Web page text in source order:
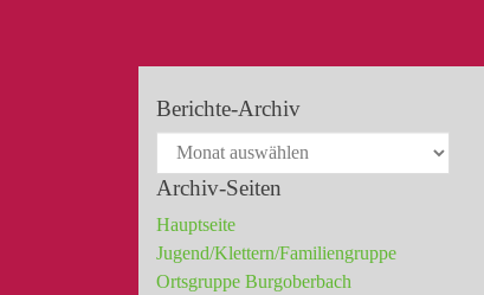
Berichte-Archiv
Archiv-Seiten
Hauptseite
Jugend/Klettern/Familiengruppe
Ortsgruppe Burgoberbach